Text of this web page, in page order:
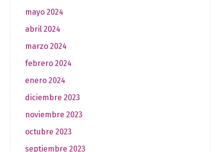
mayo 2024
abril 2024
marzo 2024
febrero 2024
enero 2024
diciembre 2023
noviembre 2023
octubre 2023
septiembre 2023